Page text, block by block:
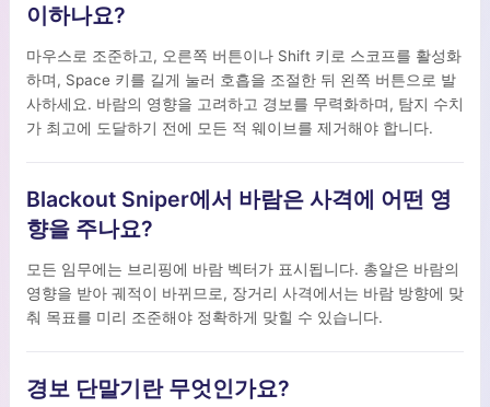
이하나요?
마우스로 조준하고, 오른쪽 버튼이나 Shift 키로 스코프를 활성화
하며, Space 키를 길게 눌러 호흡을 조절한 뒤 왼쪽 버튼으로 발
사하세요. 바람의 영향을 고려하고 경보를 무력화하며, 탐지 수치
가 최고에 도달하기 전에 모든 적 웨이브를 제거해야 합니다.
Blackout Sniper에서 바람은 사격에 어떤 영
향을 주나요?
모든 임무에는 브리핑에 바람 벡터가 표시됩니다. 총알은 바람의
영향을 받아 궤적이 바뀌므로, 장거리 사격에서는 바람 방향에 맞
춰 목표를 미리 조준해야 정확하게 맞힐 수 있습니다.
경보 단말기란 무엇인가요?